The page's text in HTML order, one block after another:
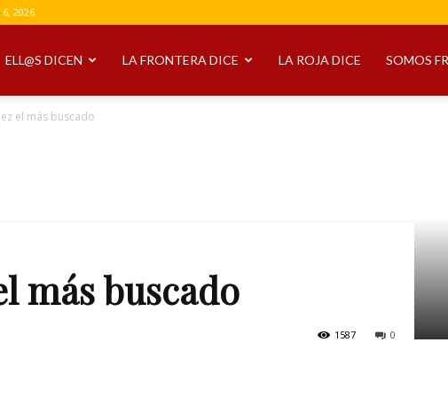
2026
ELL@S DICEN LA FRONTERA DICE LA ROJA DICE SOMOS
el más buscado
más buscado
0
1587